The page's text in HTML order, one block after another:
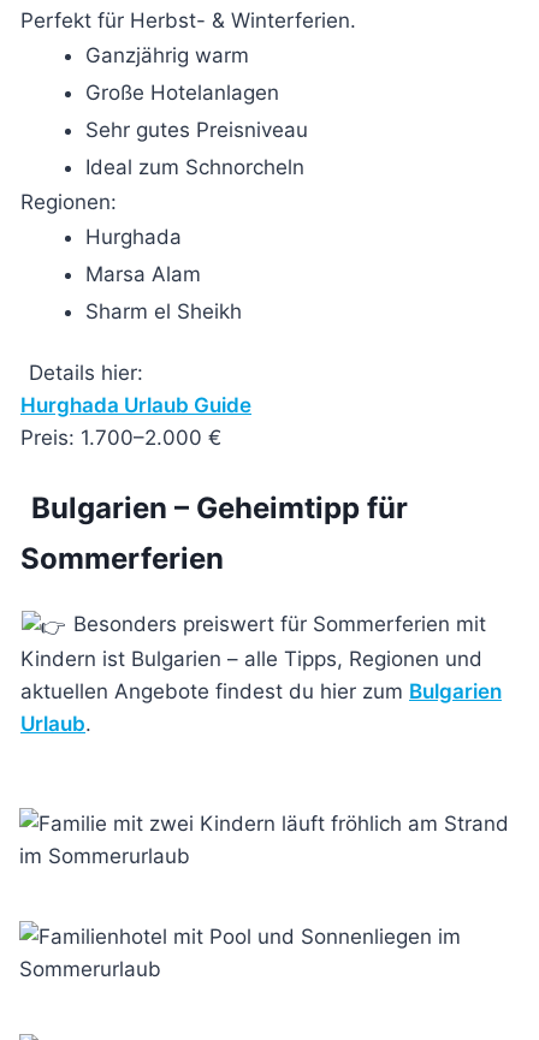
Perfekt für Herbst- & Winterferien.
Ganzjährig warm
Große Hotelanlagen
Sehr gutes Preisniveau
Ideal zum Schnorcheln
Regionen:
Hurghada
Marsa Alam
Sharm el Sheikh
Details hier:
Hurghada Urlaub Guide
Preis: 1.700–2.000 €
Bulgarien – Geheimtipp für
Sommerferien
Besonders preiswert für Sommerferien mit
Kindern ist Bulgarien – alle Tipps, Regionen und
aktuellen Angebote findest du hier zum Bulgarien
Urlaub.